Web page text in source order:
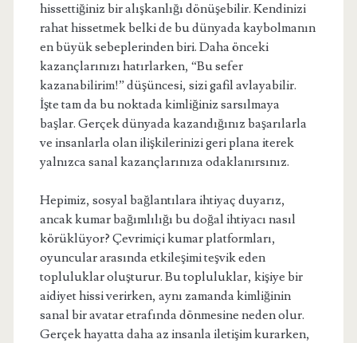
hissettiğiniz bir alışkanlığı dönüşebilir. Kendinizi
rahat hissetmek belki de bu dünyada kaybolmanın
en büyük sebeplerinden biri. Daha önceki
kazançlarınızı hatırlarken, “Bu sefer
kazanabilirim!” düşüncesi, sizi gafil avlayabilir.
İşte tam da bu noktada kimliğiniz sarsılmaya
başlar. Gerçek dünyada kazandığınız başarılarla
ve insanlarla olan ilişkilerinizi geri plana iterek
yalnızca sanal kazançlarınıza odaklanırsınız.
Hepimiz, sosyal bağlantılara ihtiyaç duyarız,
ancak kumar bağımlılığı bu doğal ihtiyacı nasıl
körüklüyor? Çevrimiçi kumar platformları,
oyuncular arasında etkileşimi teşvik eden
topluluklar oluşturur. Bu topluluklar, kişiye bir
aidiyet hissi verirken, aynı zamanda kimliğinin
sanal bir avatar etrafında dönmesine neden olur.
Gerçek hayatta daha az insanla iletişim kurarken,